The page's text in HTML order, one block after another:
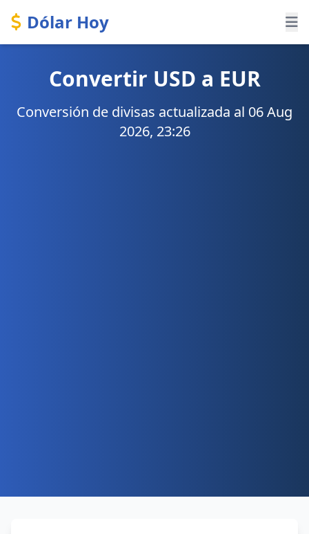
Dólar Hoy
Convertir USD a EUR
Conversión de divisas actualizada al 06 Aug
2026, 23:26